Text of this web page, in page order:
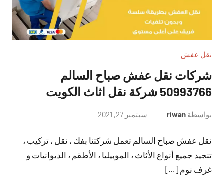
نقل عفش
شركات نقل عفش صباح السالم
50993766 شركة نقل اثاث الكويت
بواسطة riwan سبتمبر 27, 2021
تعليقات
نقل عفش صباح السالم تعمل شركتنا بفك ، نقل ، تركيب ،
تنجيد جميع أنواع الأثاث ، الموبيليا ، الأطقم ، الديوانيات و
غرف نوم […]